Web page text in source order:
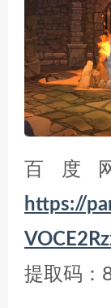
百度
https://
提取码：